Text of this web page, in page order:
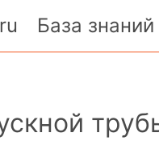
База знаний